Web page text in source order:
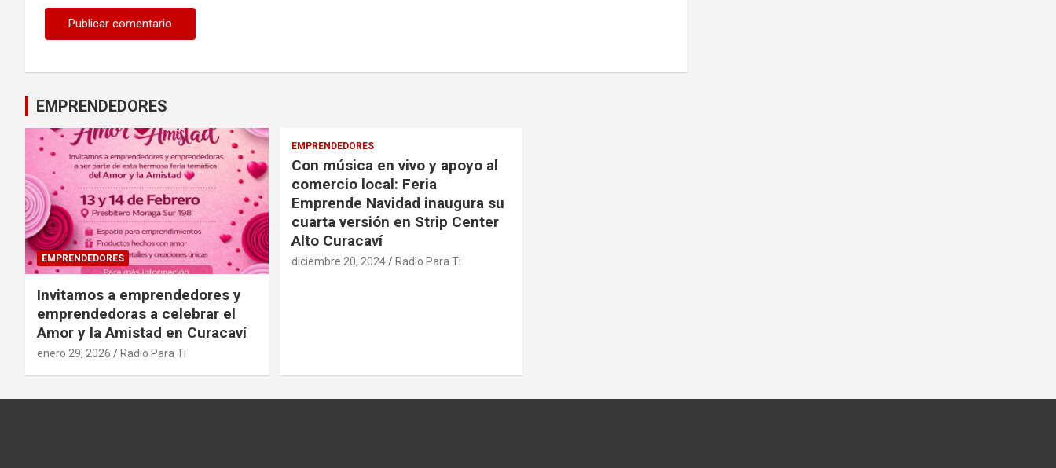
EMPRENDEDORES
EMPRENDEDORES
Invitamos a emprendedores y
emprendedoras a celebrar el
Amor y la Amistad en Curacaví
enero 29, 2026 Radio Para Ti
EMPRENDEDORES
Con música en vivo y apoyo al
comercio local: Feria
Emprende Navidad inaugura su
cuarta versión en Strip Center
Alto Curacaví
diciembre 20, 2024 Radio Para Ti